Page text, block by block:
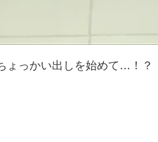
ょっかい出しを始めて…！？